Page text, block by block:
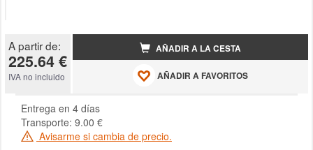
A partir de:
225.64 €
IVA no incluido
AÑADIR A LA CESTA
AÑADIR A FAVORITOS
Entrega en 4 días
Transporte: 9.00 €
Avisarme si cambia de precio.